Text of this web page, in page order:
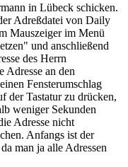
in Lübeck schicken.
Adreßdatei von Daily
Mauszeiger im Menü
und anschließend
des Herrn
Adresse an den
Fensterumschlag
der Tastatur zu drücken,
weniger Sekunden
Adresse nicht
Anfangs ist der
man ja alle Adressen